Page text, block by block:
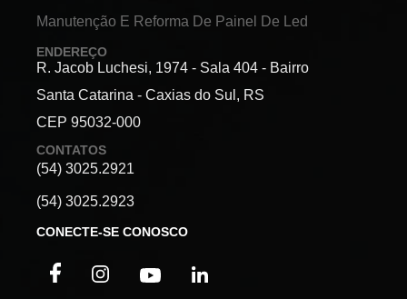
Manutenção E Reforma De Painel De Led
ENDEREÇO
R. Jacob Luchesi, 1974 - Sala 404 - Bairro
Santa Catarina - Caxias do Sul, RS
CEP 95032-000
CONTATOS
(54) 3025.2921
(54) 3025.2923
CONECTE-SE CONOSCO